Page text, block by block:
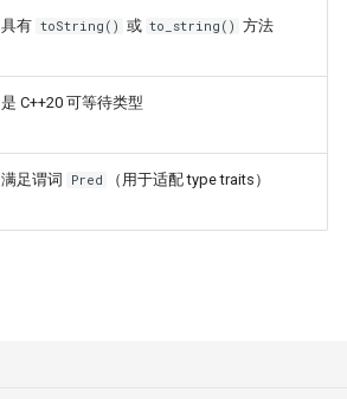
具有 toString() 或 to_string() 方法
是 C++20 可等待类型
满足谓词 Pred （用于适配 type traits）